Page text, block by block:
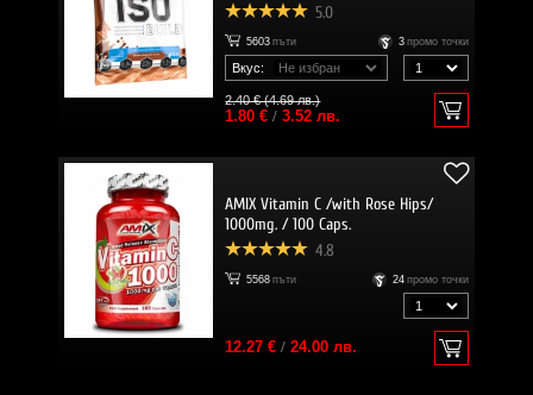
5.0
5603 пъти 3 промо точки
Вкус:
2.40 € (4.69 лв.)
1.80 €/ 3.52 лв.
AMIX Vitamin C /with Rose Hips/
1000mg. / 100 Caps.
4.8
5568 пъти 24 промо точки
12.27 €/ 24.00 лв.